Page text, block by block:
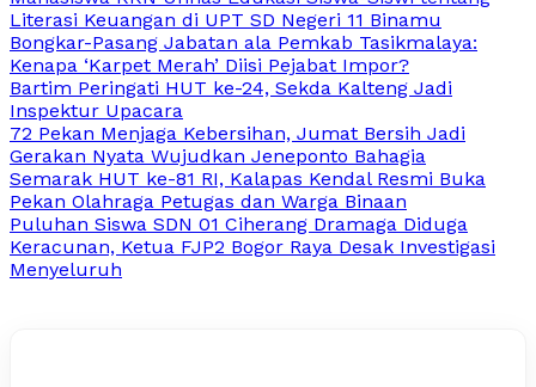
Literasi Keuangan di UPT SD Negeri 11 Binamu
Bongkar-Pasang Jabatan ala Pemkab Tasikmalaya:
Kenapa ‘Karpet Merah’ Diisi Pejabat Impor?
Bartim Peringati HUT ke-24, Sekda Kalteng Jadi
Inspektur Upacara
72 Pekan Menjaga Kebersihan, Jumat Bersih Jadi
Gerakan Nyata Wujudkan Jeneponto Bahagia
Semarak HUT ke-81 RI, Kalapas Kendal Resmi Buka
Pekan Olahraga Petugas dan Warga Binaan
Puluhan Siswa SDN 01 Ciherang Dramaga Diduga
Keracunan, Ketua FJP2 Bogor Raya Desak Investigasi
Menyeluruh